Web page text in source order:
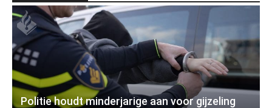
Politie houdt minderjarige aan voor gijzeling